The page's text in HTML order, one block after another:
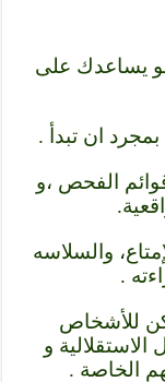
يساعدك على
ان تبدأ .
الفحص ،و
والسلاسه
.
للأشخاص
و
الخاصة .